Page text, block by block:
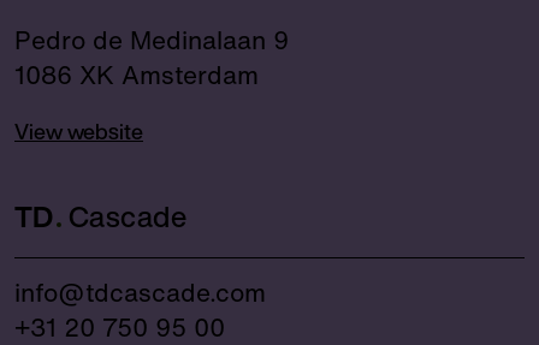
Pedro de Medinalaan 9
1086 XK Amsterdam
View website
TD Cascade
info@tdcascade.com
+31 20 750 95 00